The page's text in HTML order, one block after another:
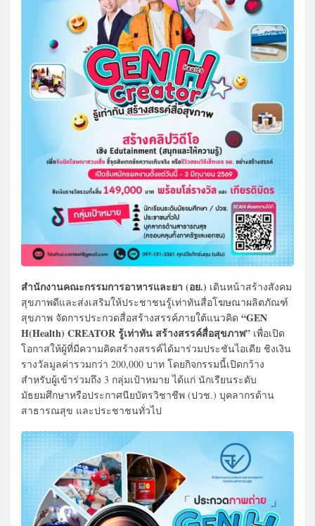
สำนักงานคณะกรรมการอาหารและยา (อย.) เดินหน้าสร้างสังคม
สุขภาพดีและส่งเสริมให้ประชาชนรู้เท่าทันสื่อโฆษณาผลิตภัณฑ์
สุขภาพ จัดการประกวดสื่อสร้างสรรค์ภายใต้แนวคิด “GEN
H(Health) CREATOR รู้เท่าทัน สร้างสรรค์สื่อสุขภาพ” เพื่อเปิด
โอกาสให้ผู้ที่มีความคิดสร้างสรรค์ได้มาร่วมประชันไอเดีย ชิงเงิน
รางวัลมูลค่ารวมกว่า 200,000 บาท โดยกิจกรรมนี้เปิดกว้าง
สำหรับผู้เข้าร่วมถึง 3 กลุ่มเป้าหมาย ได้แก่ นักเรียนระดับ
มัธยมศึกษาหรือประกาศนียบัตรวิชาชีพ (ปวช.) บุคลากรด้าน
สาธารณสุข และประชาชนทั่วไป